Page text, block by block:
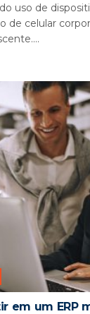
uso de
de celular
em um ERP